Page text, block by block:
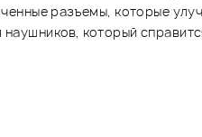
разъемы, которые
который